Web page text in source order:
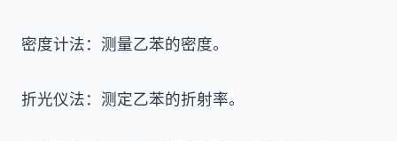
密度计法：测量乙苯的密度。
折光仪法：测定乙苯的折射率。